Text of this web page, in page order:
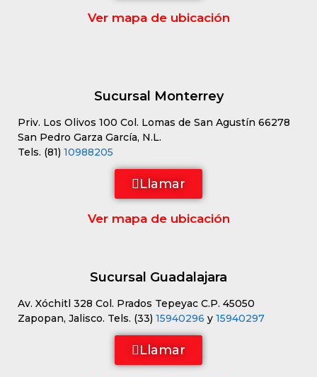
Ver mapa de ubicación
Sucursal Monterrey
Priv. Los Olivos 100 Col. Lomas de San Agustín 66278
San Pedro Garza García, N.L.
Tels. (81) 10988205
Llamar
Ver mapa de ubicación
Sucursal Guadalajara
Av. Xóchitl 328 Col. Prados Tepeyac C.P. 45050
Zapopan, Jalisco. Tels. (33) 15940296 y 15940297
Llamar